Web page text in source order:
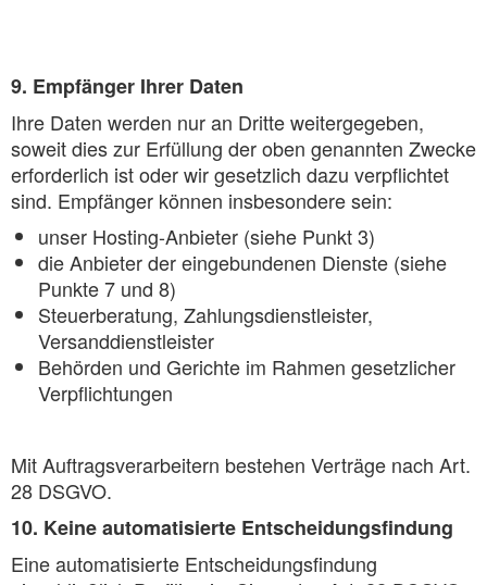
9. Empfänger Ihrer Daten
Ihre Daten werden nur an Dritte weitergegeben,
soweit dies zur Erfüllung der oben genannten Zwecke
erforderlich ist oder wir gesetzlich dazu verpflichtet
sind. Empfänger können insbesondere sein:
unser Hosting-Anbieter (siehe Punkt 3)
die Anbieter der eingebundenen Dienste (siehe
Punkte 7 und 8)
Steuerberatung, Zahlungsdienstleister,
Versanddienstleister
Behörden und Gerichte im Rahmen gesetzlicher
Verpflichtungen
Mit Auftragsverarbeitern bestehen Verträge nach Art.
28 DSGVO.
10. Keine automatisierte Entscheidungsfindung
Eine automatisierte Entscheidungsfindung